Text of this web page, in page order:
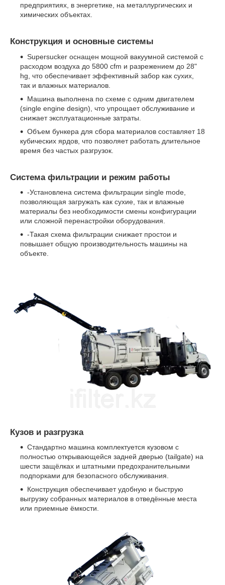
предприятиях, в энергетике, на металлургических и
химических объектах.
Конструкция и основные системы
Supersucker оснащен мощной вакуумной системой с
расходом воздуха до 5800 cfm и разрежением до 28"
hg, что обеспечивает эффективный забор как сухих,
так и влажных материалов.
Машина выполнена по схеме с одним двигателем
(single engine design), что упрощает обслуживание и
снижает эксплуатационные затраты.
Объем бункера для сбора материалов составляет 18
кубических ярдов, что позволяет работать длительное
время без частых разгрузок.
Система фильтрации и режим работы
-Установлена система фильтрации single mode,
позволяющая загружать как сухие, так и влажные
материалы без необходимости смены конфигурации
или сложной перенастройки оборудования.
-Такая схема фильтрации снижает простои и
повышает общую производительность машины на
объекте.
Кузов и разгрузка
Стандартно машина комплектуется кузовом с
полностью открывающейся задней дверью (tailgate) на
шести защёлках и штатными предохранительными
подпорками для безопасного обслуживания.
Конструкция обеспечивает удобную и быструю
выгрузку собранных материалов в отведённые места
или приемные ёмкости.